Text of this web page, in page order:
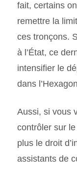
fait, certains
remettre la
ces tronçons.
à l’État, ce
intensifier le
dans
Aussi, si vous
contrôler sur
plus le droit
assistants de